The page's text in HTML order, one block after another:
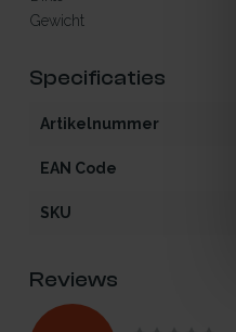
Gewicht
Specificaties
Artikelnummer
EAN Code
SKU
Reviews